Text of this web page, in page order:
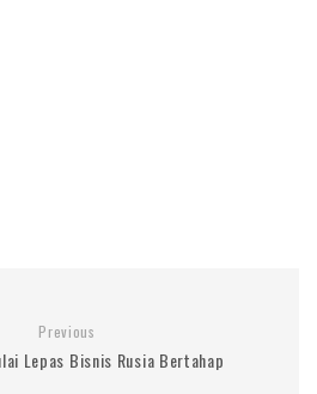
Previous
Lepas Bisnis Rusia Bertahap